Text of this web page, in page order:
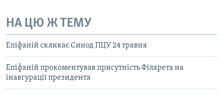
НА ЦЮ Ж ТЕМУ
Епіфаній скликає Синод ПЦУ 24 травня
Епіфаній прокоментував присутність Філарета на
інавгурації президента